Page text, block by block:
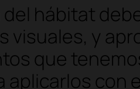
del hábitat
visuales, y
que
aplicarlos con